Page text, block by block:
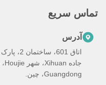
تماس سریع
آدرس
Guangdong، چین.